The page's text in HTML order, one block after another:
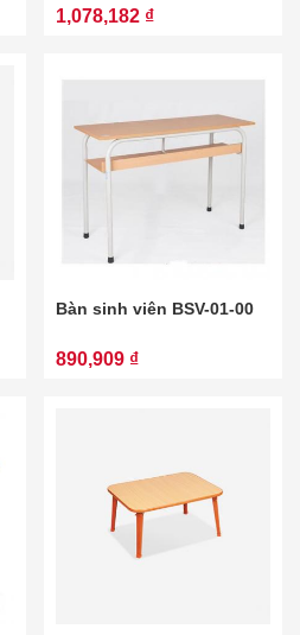
1,078,182 ₫
Bàn sinh viên BSV-01-00
890,909 ₫